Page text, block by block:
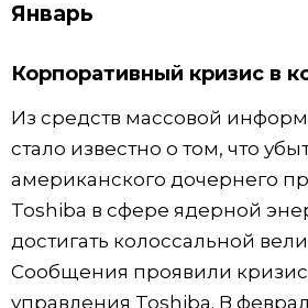
От редакции
Январь
Корпоративный кризис в
Из средств массовой
стало известно о том, что
американского дочернего
Toshiba в сфере ядерной
достигать колоссальной
Сообщения проявили
управления Toshiba. В